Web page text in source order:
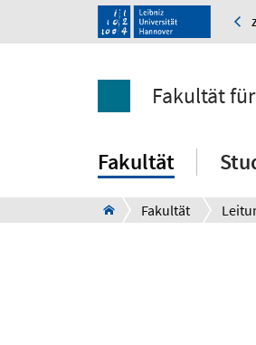
Fakultät
Fakultät
Fakultät